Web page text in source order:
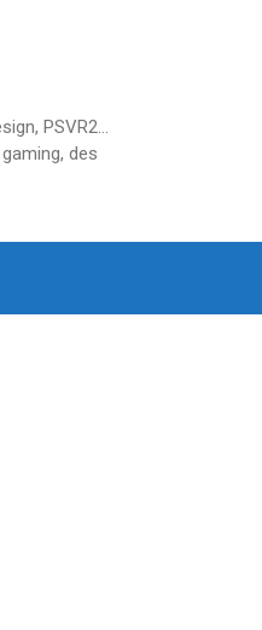
PSVR2…
des